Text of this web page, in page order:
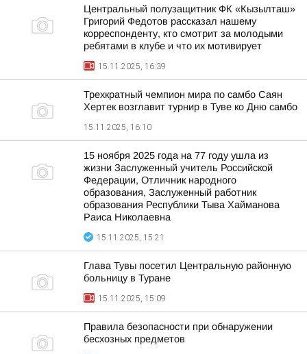
Центральный полузащитник ФК «Кызылташ»
Григорий Федотов рассказал нашему
корреспонденту, кто смотрит за молодыми
ребятами в клубе и что их мотивирует
15.11.2025, 16:39
Трехкратный чемпион мира по самбо Саян
Хертек возглавит турнир в Туве ко Дню самбо
15.11.2025, 16:10
15 ноября 2025 года на 77 году ушла из
жизни Заслуженный учитель Российской
Федерации, Отличник народного
образования, Заслуженный работник
образования Республики Тыва Хайманова
Раиса Николаевна
15.11.2025, 15:21
Глава Тувы посетил Центральную районную
больницу в Туране
15.11.2025, 15:09
Правила безопасности при обнаружении
бесхозных предметов